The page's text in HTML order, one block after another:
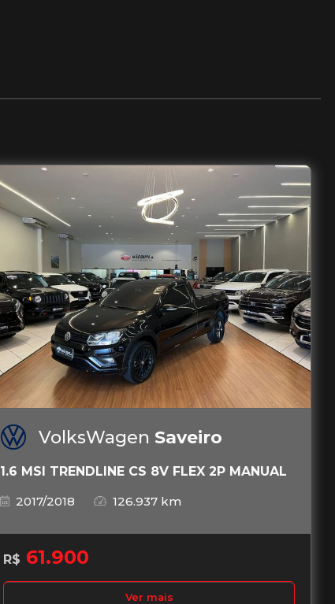
VolksWagen Saveiro
1.6 MSI TRENDLINE CS 8V FLEX 2P MANUAL
2017/2018
126.937 km
R$ 61.900
Ver mais